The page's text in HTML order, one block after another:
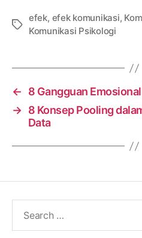
Tags
efek, efek komunikasi,
Komunikasi Psikologi
←
8 Gangguan
→ 8 Konsep Pooling
Data